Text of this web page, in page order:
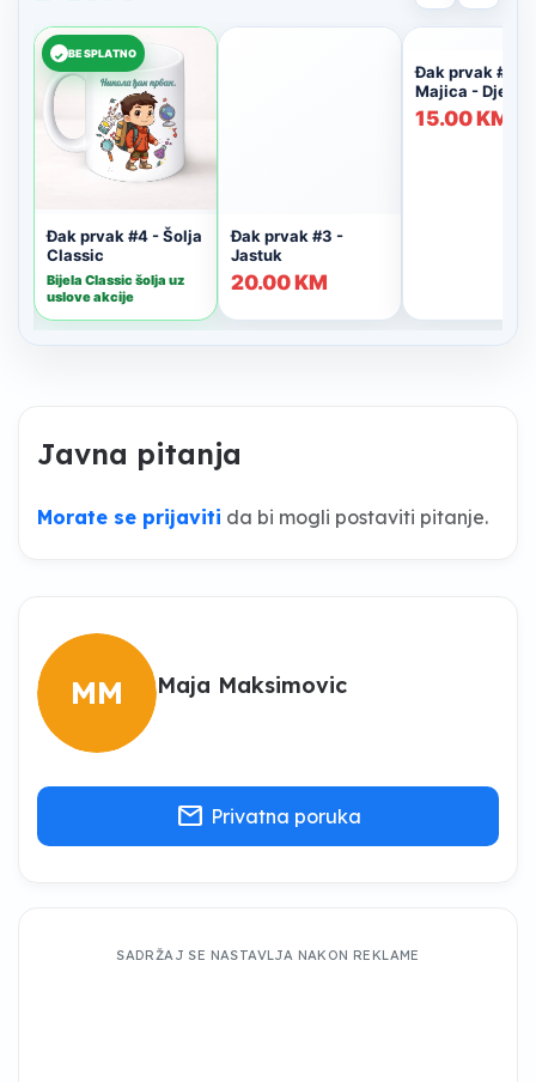
Javna pitanja
Morate se prijaviti da bi mogli postaviti pitanje.
MM Maja Maksimovic
mail Privatna poruka
SADRŽAJ SE NASTAVLJA NAKON REKLAME